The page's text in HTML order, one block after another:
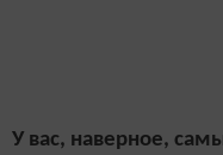
У вас, наверное,